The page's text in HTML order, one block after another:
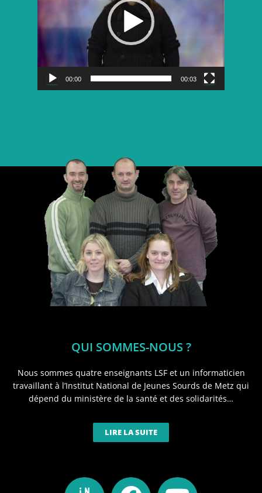
00:00 00:03
QUI SOMMES-NOUS ?
Nous sommes quatre enseignants LSF et un informaticien
travaillant à l’Institut National de Jeunes Sourds de Metz qui
dépend du ministère de la santé et des solidarités…
LIRE LA SUITE